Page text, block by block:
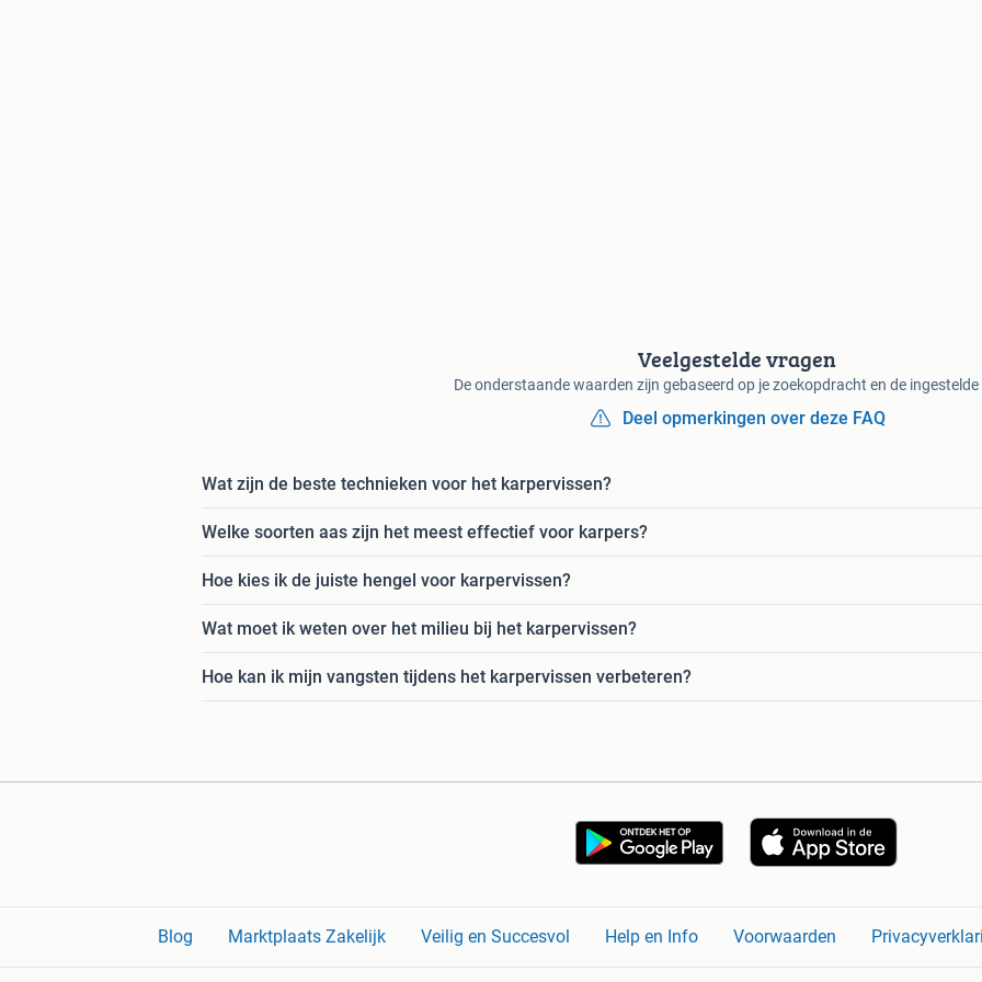
Veelgestelde vragen
De onderstaande waarden zijn gebaseerd op je zoekopdracht en de
Deel opmerkingen over deze FAQ
Wat zijn de beste technieken voor het karpervissen?
Welke soorten aas zijn het meest effectief voor karpers?
Hoe kies ik de juiste hengel voor karpervissen?
Wat moet ik weten over het milieu bij het karpervissen?
Hoe kan ik mijn vangsten tijdens het karpervissen verbeteren?
Blog Marktplaats Zakelijk Veilig en Succesvol Help en Info Voorwaarden